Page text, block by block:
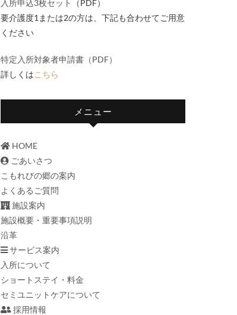
入所申込3枚セット
（PDF）
要介護度1または2の方は、下記も合わせてご用意
ください
特定入所対象者申請書（PDF）
詳しくはこちら
メニュー
HOME
ごあいさつ
こもれびの郷の案内
よくあるご質問
施設案内
施設概要・重要事項説明
沿革
サービス案内
入所について
ショートステイ・料金
セミユニットケアについて
採用情報